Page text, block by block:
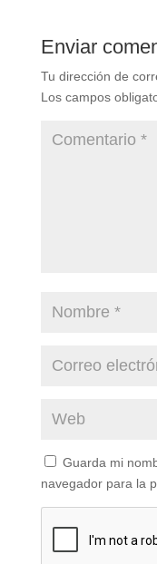
Enviar
Tu dirección de
Los campos
Guarda mi
navegador para la